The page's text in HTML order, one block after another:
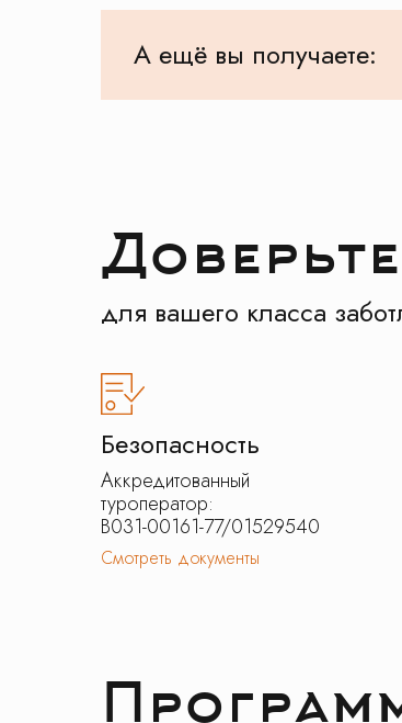
А ещё вы получаете:
Аккредитованный
туроператор:
В031-00161-77/01529540
для вашего класса
Безопасность
Смотреть документы